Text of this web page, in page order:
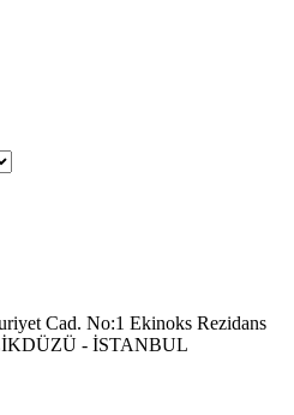
Cad. No:1 Ekinoks Rezidans
- İSTANBUL